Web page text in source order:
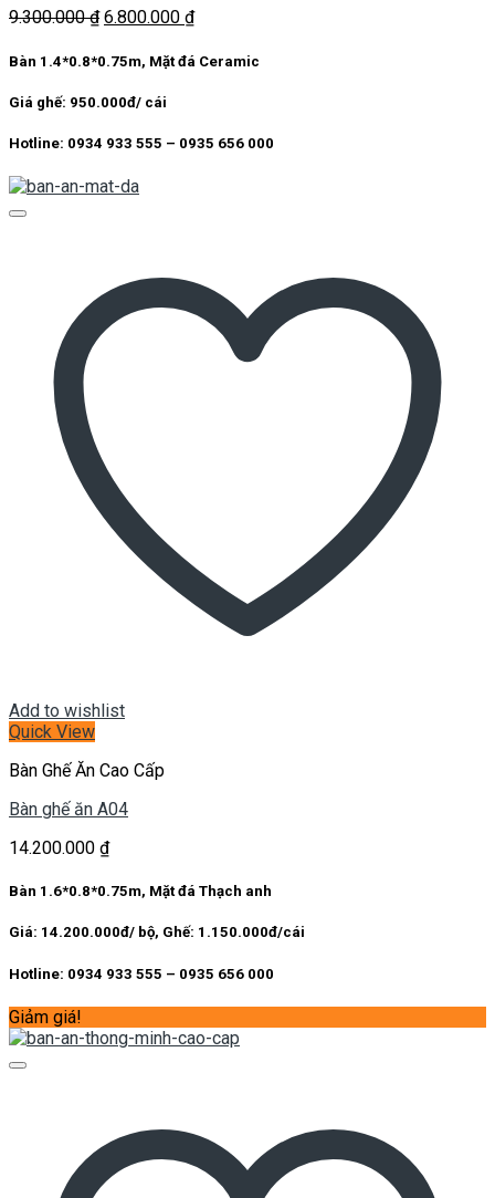
9.300.000₫ Giá
là:
6.800.000 ₫Giá
tại
Bàn 1.4*0.8*0.75m, Mặt đá Ceramic
Giá ghế: 950.000đ/ cái
Hotline: 0934 933 555 – 0935 656 000
Add to wishlist
Quick View
Bàn Ghế Ăn Cao Cấp
Bàn ghế ăn A04
14.200.000 ₫
Bàn 1.6*0.8*0.75m, Mặt đá Thạch anh
Giá: 14.200.000đ/ bộ, Ghế: 1.150.000đ/cái
Hotline: 0934 933 555 – 0935 656 000
Giảm giá!